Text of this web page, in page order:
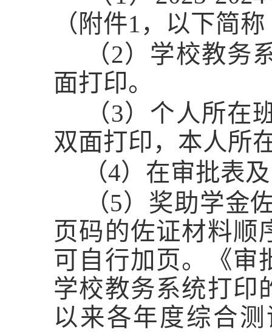
（附件1 ，以下简
（2）学校教务
面打印。
（3）个人所在
双面打印，本人所
（4）在审批表
（5）奖助学金
页码的佐证材料顺
可自行加页。《审
学校教务系统打印
以来各年度综合